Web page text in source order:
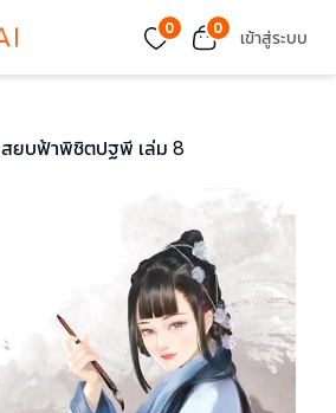
0 0 เข้าสู่ระบบ
สยบฟ้าพิชิตปฐพี เล่ม 8